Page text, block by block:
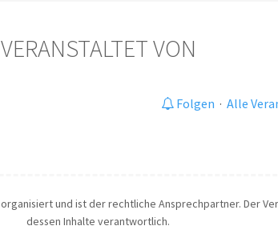
VERANSTALTET VON
Folgen · Alle
organisiert und ist der rechtliche Ansprechpartner. Der
dessen Inhalte verantwortlich.